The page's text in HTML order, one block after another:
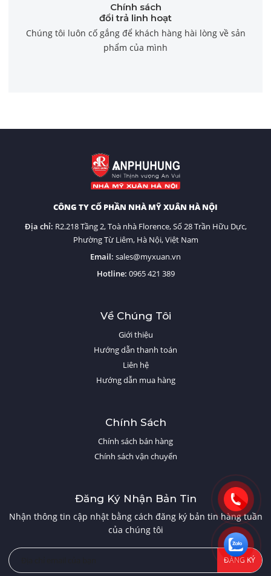
Chính sách
đổi trả linh hoạt
Chúng tôi luôn cố gắng để khách hàng hài lòng về sản
phẩm của mình
CÔNG TY CỔ PHẦN NHÀ MỸ XUÂN HÀ NỘI
Địa chỉ: R2.218 Tầng 2, Toà nhà Florence, Số 28 Trần Hữu Dực,
Phường Từ Liêm, Hà Nội, Việt Nam
Email: sales@myxuan.vn
Hotline: 0965 421 389
Về Chúng Tôi
Giới thiệu
Hướng dẫn thanh toán
Liên hệ
Hướng dẫn mua hàng
Chính Sách
Chính sách bán hàng
Chính sách vận chuyển
Đăng Ký Nhận Bản Tin
Nhận thông tin cập nhật bằng cách đăng ký bản tin hàng tuần
của chúng tôi
ĐĂNG KÝ